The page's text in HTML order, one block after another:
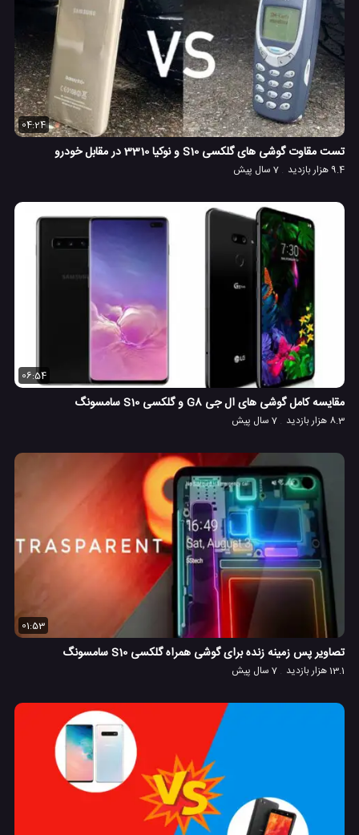
04:24
تست مقاوت گوشی های گلکسی S10 و نوکیا 3310 در مقابل خودرو
9.4 هزار بازدید 7 سال پیش
06:54
مقایسه کامل گوشی های ال جی G8 و گلکسی S10 سامسونگ
8.3 هزار بازدید 7 سال پیش
01:53
تصاویر پس زمینه زنده برای گوشی همراه گلکسی S10 سامسونگ
13.1 هزار بازدید 7 سال پیش